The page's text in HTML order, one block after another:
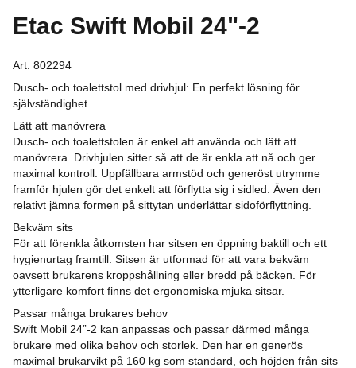
Etac Swift Mobil 24"-2
Art: 802294
Dusch- och toalettstol med drivhjul: En perfekt lösning för
självständighet
Lätt att manövrera
Dusch- och toalettstolen är enkel att använda och lätt att
manövrera. Drivhjulen sitter så att de är enkla att nå och ger
maximal kontroll. Uppfällbara armstöd och generöst utrymme
framför hjulen gör det enkelt att förflytta sig i sidled. Även den
relativt jämna formen på sittytan underlättar sidoförflyttning.
Bekväm sits
För att förenkla åtkomsten har sitsen en öppning baktill och ett
hygienurtag framtill. Sitsen är utformad för att vara bekväm
oavsett brukarens kroppshållning eller bredd på bäcken. För
ytterligare komfort finns det ergonomiska mjuka sitsar.
Passar många brukares behov
Swift Mobil 24”-2 kan anpassas och passar därmed många
brukare med olika behov och storlek. Den har en generös
maximal brukarvikt på 160 kg som standard, och höjden från sits